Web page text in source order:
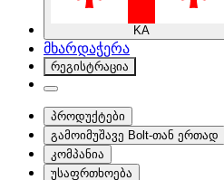
KA
მხარდაჭერა
რეგისტრაცია
პროდუქტები
გამოიმუშავე Bolt-თან ერთად
კომპანია
უსაფრთხოება